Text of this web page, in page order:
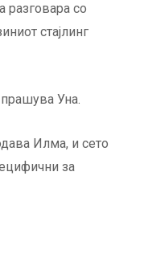
разговара со
стајлинг
Уна.
Илма, и сето
за